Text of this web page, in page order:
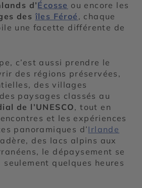
d’Écosse ou encore les
des îles Féroé , chaque
une facette différente de
c’est aussi prendre le
des régions préservées,
des villages
paysages classés au
de l’UNESCO, tout en
et les expériences
panoramiques d’Irlande
des lacs alpins aux
le dépaysement se
quelques heures